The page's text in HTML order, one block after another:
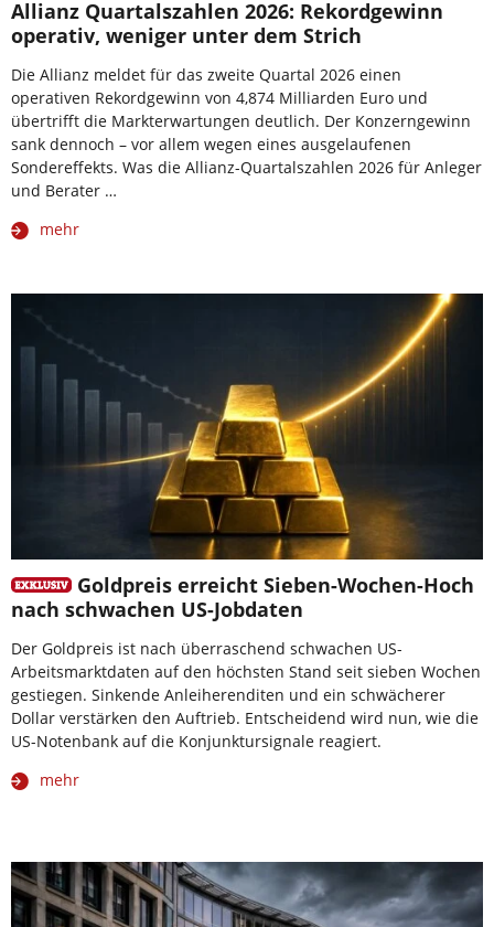
Allianz Quartalszahlen 2026: Rekordgewinn
operativ, weniger unter dem Strich
Die Allianz meldet für das zweite Quartal 2026 einen
operativen Rekordgewinn von 4,874 Milliarden Euro und
übertrifft die Markterwartungen deutlich. Der Konzerngewinn
sank dennoch – vor allem wegen eines ausgelaufenen
Sondereffekts. Was die Allianz-Quartalszahlen 2026 für Anleger
und Berater …
mehr
Goldpreis erreicht Sieben-Wochen-Hoch
nach schwachen US-Jobdaten
Der Goldpreis ist nach überraschend schwachen US-
Arbeitsmarktdaten auf den höchsten Stand seit sieben Wochen
gestiegen. Sinkende Anleiherenditen und ein schwächerer
Dollar verstärken den Auftrieb. Entscheidend wird nun, wie die
US-Notenbank auf die Konjunktursignale reagiert.
mehr